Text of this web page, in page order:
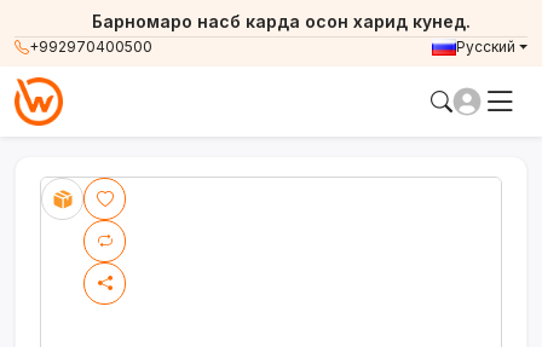
+992970400500
Барномаро насб карда осон харид кунед.
Русский